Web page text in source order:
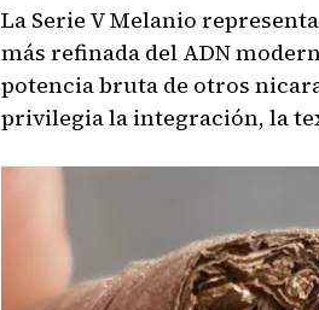
La Serie V Melanio
más refinada del ADN
potencia bruta de otros
privilegia la integración, la